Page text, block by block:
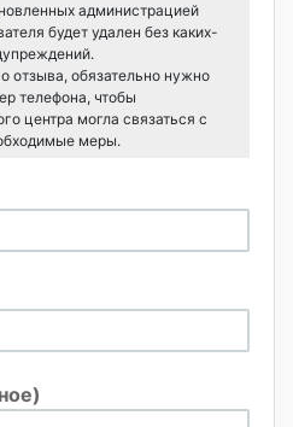
администрацией
будет удален без каких-
отзыва, обязательно нужно
телефона, чтобы
центра могла связаться с
меры.